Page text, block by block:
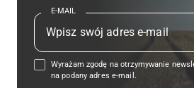
E-MAIL
Wyrażam zgodę na otrzymywanie
na podany adres e-mail.